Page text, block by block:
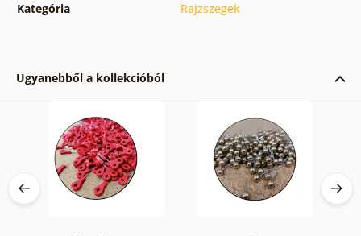
Kategória Rajzszegek
Ugyanebből a kollekcióból